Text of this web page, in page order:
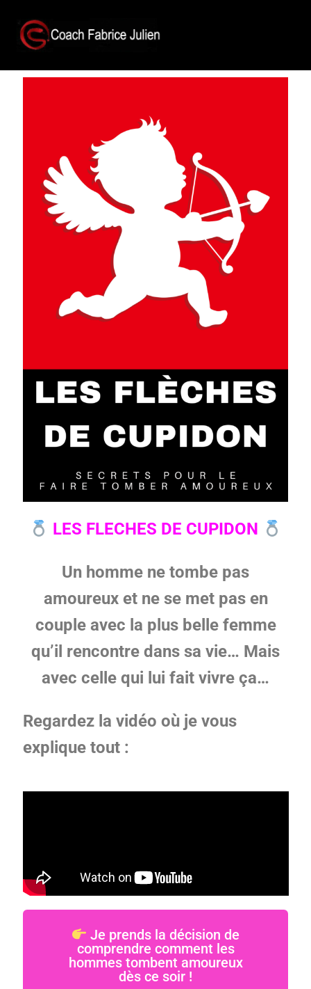
LES FLECHES DE CUPIDON
Un homme ne tombe pas
amoureux et ne se met pas en
couple avec la plus belle femme
qu’il rencontre dans sa vie… Mais
avec celle qui lui fait vivre ça…
Regardez la vidéo où je vous
explique tout :
Je prends la décision de
comprendre comment les
hommes tombent amoureux
dès ce soir !